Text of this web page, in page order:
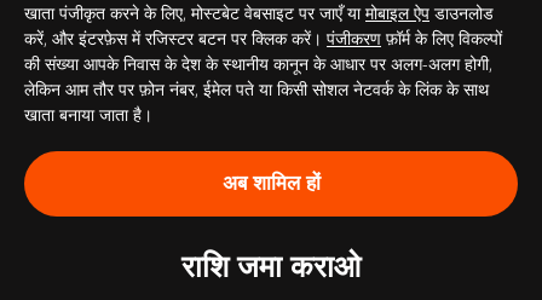
खाता पंजीकृत करने के लिए, मोस्टबेट वेबसाइट पर जाएँ यामोबाइल ऐप डाउनलोड
करें, और इंटरफ़ेस में रजिस्टर बटन पर क्लिक करें। पंजीकरण फ़ॉर्म के लिए विकल्पों
की संख्या आपके निवास के देश के स्थानीय कानून के आधार पर अलग-अलग होगी,
लेकिन आम तौर पर फ़ोन नंबर, ईमेल पते या किसी सोशल नेटवर्क के लिंक के साथ
खाता बनाया जाता है।
अब शामिल हों
राशि जमा कराओ